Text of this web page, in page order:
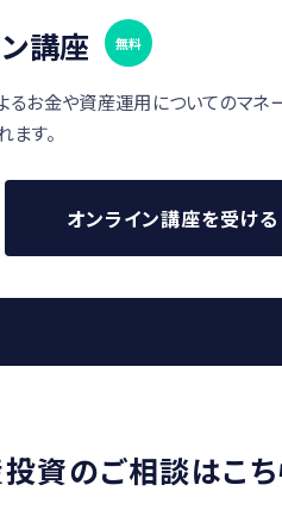
講座 無料
るお金や資産運用についてのマネ
す。
オンライン講座を受ける
資のご相談はこち